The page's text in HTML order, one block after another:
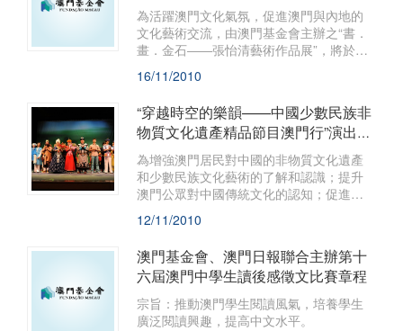
為活躍澳門文化氣氛，促進澳門與內地的
文化藝術交流，由澳門基金會主辦之“書．
畫．金石――張怡清藝術作品展”，將於本
月16日(星期二)下午六時正，在澳門林則徐
紀念館展覽廳揭幕。
16/11/2010
“穿越時空的樂韻——中國少數民族非
物質文化遺產精品節目澳門行”演出精
彩圓滿結束
為增強澳門居民對中國的非物質文化遺產
和少數民族文化藝術的了解和認識；提升
澳門公眾對中國傳統文化的認知；促進澳
門地區參與中國非物質文化遺產項目的保
護和開發。
12/11/2010
澳門基金會、澳門日報聯合主辦第十
六屆澳門中學生讀後感徵文比賽章程
宗旨：推動澳門學生閱讀風氣，培養學生
廣泛閱讀興趣，提高中文水平。